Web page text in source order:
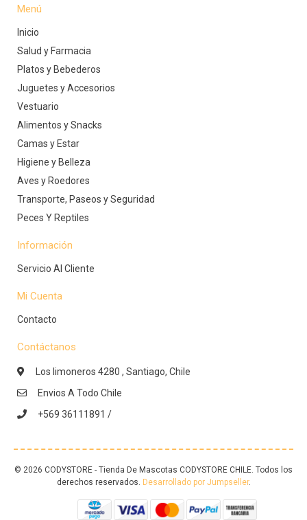
Menú
Inicio
Salud y Farmacia
Platos y Bebederos
Juguetes y Accesorios
Vestuario
Alimentos y Snacks
Camas y Estar
Higiene y Belleza
Aves y Roedores
Transporte, Paseos y Seguridad
Peces Y Reptiles
Información
Servicio Al Cliente
Mi Cuenta
Contacto
Contáctanos
Los limoneros 4280 , Santiago, Chile
Envios A Todo Chile
+569 36111891 /
© 2026 CODYSTORE - Tienda De Mascotas CODYSTORE CHILE. Todos los
derechos reservados. Desarrollado por Jumpseller.